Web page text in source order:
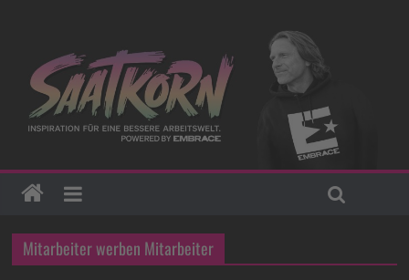
Mitarbeiter werben Mitarbeiter